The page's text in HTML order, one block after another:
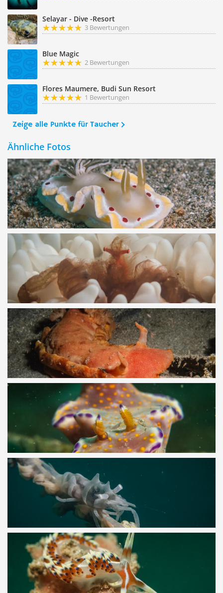
Selayar - Dive -Resort
3 Bewertungen
Blue Magic
2 Bewertungen
Flores Maumere, Budi Sun Resort
1 Bewertungen
Zeige alle Punkte für Taucher
Ähnliche Fotos